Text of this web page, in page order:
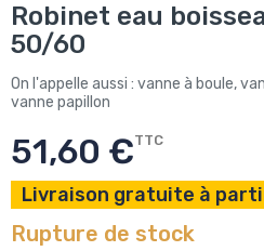
Robinet eau
50/60
On l'appelle aussi : vanne à boule,
vanne papillon
51,60 €TTC
Livraison gratuite à
Rupture de stock